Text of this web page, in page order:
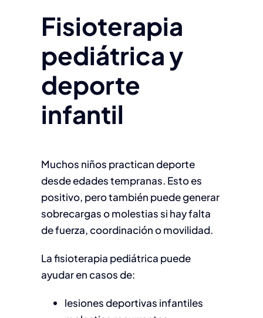
Fisioterapia
pediátrica y
deporte
infantil
Muchos niños practican deporte
desde edades tempranas. Esto es
positivo, pero también puede generar
sobrecargas o molestias si hay falta
de fuerza, coordinación o movilidad.
La fisioterapia pediátrica puede
ayudar en casos de:
lesiones deportivas infantiles